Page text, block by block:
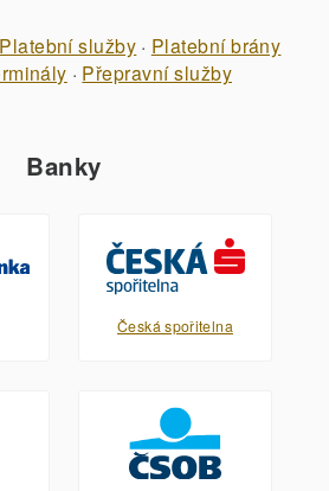
Platební služby · Platební brány
· Přepravní služby
Banky
Česká spořitelna